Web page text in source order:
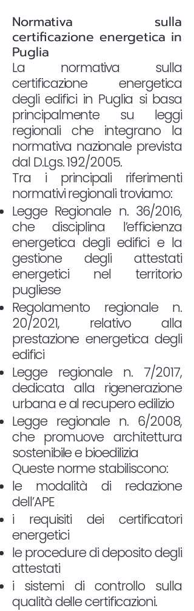
Normativa sulla
certificazione energetica in
Puglia
La normativa sulla
certificazione energetica
degli edifici in Puglia si basa
principalmente su leggi
regionali che integrano la
normativa nazionale prevista
dal D.Lgs. 192/2005.
Tra i principali riferimenti
normativi regionali troviamo:
Legge Regionale n. 36/2016,
che disciplina l’efficienza
energetica degli edifici e la
gestione degli attestati
energetici nel territorio
pugliese
Regolamento regionale n.
20/2021, relativo alla
prestazione energetica degli
edifici
Legge regionale n. 7/2017,
dedicata alla rigenerazione
urbana e al recupero edilizio
Legge regionale n. 6/2008,
che promuove architettura
sostenibile e bioedilizia
Queste norme stabiliscono:
le modalità di redazione
dell’APE
i requisiti dei certificatori
energetici
le procedure di deposito degli
attestati
i sistemi di controllo sulla
qualità delle certificazioni.